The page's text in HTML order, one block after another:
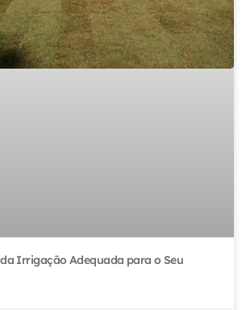
Irrigação Adequada para o Seu